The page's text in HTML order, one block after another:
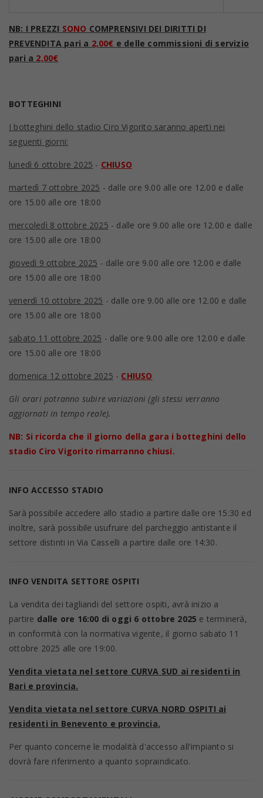
NB: I PREZZI SONO COMPRENSIVI DEI DIRITTI DI
PREVENDITA pari a 2,00€ e delle commissioni di servizio
pari a 2,00€
BOTTEGHINI
I botteghini dello stadio Ciro Vigorito saranno aperti nei
seguenti giorni:
lunedì 6 ottobre 2025 - CHIUSO
martedì 7 ottobre 2025 - dalle ore 9.00 alle ore 12.00 e dalle
ore 15.00 alle ore 18:00
mercoledì 8 ottobre 2025 - dalle ore 9.00 alle ore 12.00 e dalle
ore 15.00 alle ore 18:00
giovedì 9 ottobre 2025 - dalle ore 9.00 alle ore 12.00 e dalle
ore 15.00 alle ore 18:00
venerdì 10 ottobre 2025 - dalle ore 9.00 alle ore 12.00 e dalle
ore 15.00 alle ore 18:00
sabato 11 ottobre 2025 - dalle ore 9.00 alle ore 12.00 e dalle
ore 15.00 alle ore 18:00
domenica 12 ottobre 2025 - CHIUSO
Gli orari potranno subire variazioni (gli stessi verranno
aggiornati in tempo reale).
NB: Si ricorda che il giorno della gara i botteghini dello
stadio Ciro Vigorito rimarranno chiusi.
INFO ACCESSO STADIO
Sarà possibile accedere allo stadio a partire dalle ore 15:30 ed
inoltre, sarà possibile usufruire del parcheggio antistante il
settore distinti in Via Casselli a partire dalle ore 14:30.
INFO VENDITA SETTORE OSPITI
La vendita dei tagliandi del settore ospiti, avrà inizio a
partire dalle ore 16:00 di oggi 6 ottobre 2025 e terminerà,
in conformità con la normativa vigente, il giorno sabato 11
ottobre 2025 alle ore 19:00.
Vendita vietata nel settore CURVA SUD ai residenti in
Bari e provincia.
Vendita vietata nel settore CURVA NORD OSPITI ai
residenti in Benevento e provincia.
Per quanto concerne le modalità d'accesso all'impianto si
dovrà fare riferimento a quanto sopraindicato.